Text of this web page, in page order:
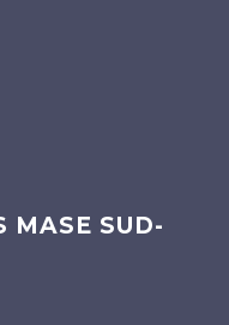
MASE SUD-